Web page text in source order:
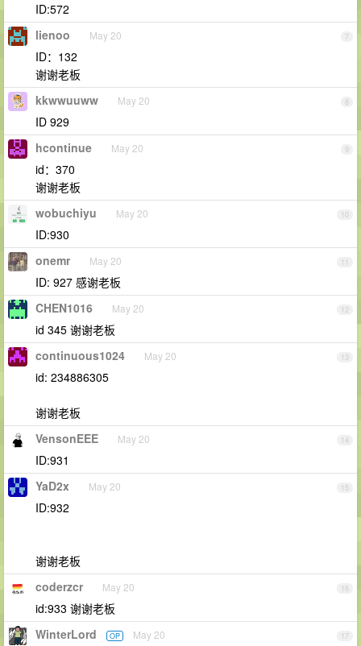
ID:572
7
lienoo May 20
ID：132
谢谢老板
8
kkwwuuww May 20
ID 929
9
hcontinue May 20
id：370
谢谢老板
10
wobuchiyu May 20
ID:930
11
onemr May 20
ID: 927 感谢老板
12
CHEN1016 May 20
id 345 谢谢老板
13
continuous1024 May 20
id: 234886305
谢谢老板
14
VensonEEE May 20
ID:931
15
YaD2x May 20
ID:932
谢谢老板
16
coderzcr May 20
id:933 谢谢老板
17
WinterLord OP May 20